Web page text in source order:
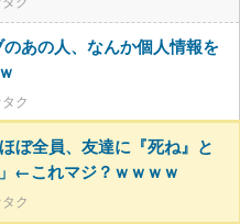
のあの人、なんか個人情報を
ク
ぼ全員、友達に『死ね』と
←これマジ？ｗｗｗｗ
ク